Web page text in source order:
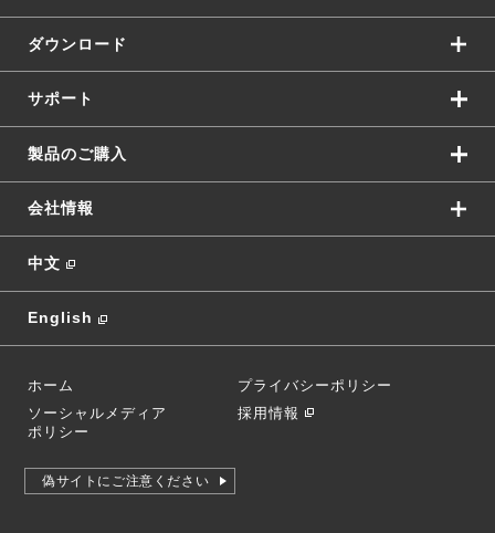
PCを床から浮かせることで、ホコリの侵入を防止します。
ダウンロード
サポート
製品のご購入
会社情報
中文
English
ホーム
プライバシーポリシー
ソーシャルメディア
ポリシー
採用情報
偽サイトにご注意ください